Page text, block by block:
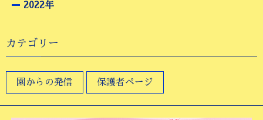
2022年
カテゴリー
園からの発信 保護者ページ